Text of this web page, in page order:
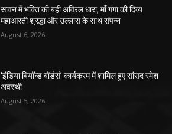
सावन में भक्ति की बही अविरल धारा, माँ गंगा की दिव्य
महाआरती श्रद्धा और उल्लास के साथ संपन्न
August 6, 2026
‘इंडिया बियॉन्ड बॉर्डर्स’ कार्यक्रम में शामिल हुए सांसद रमेश
अवस्थी
August 5, 2026